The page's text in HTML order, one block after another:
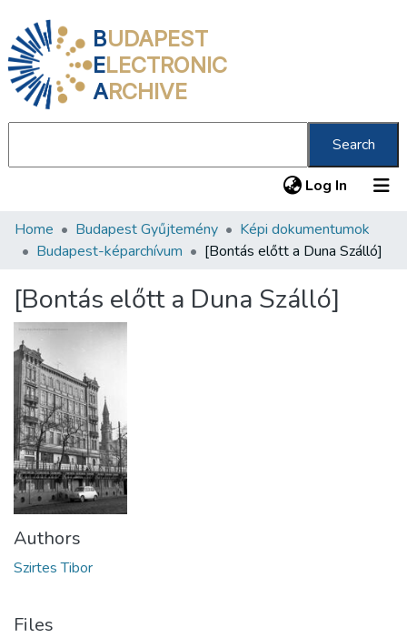
BUDAPEST
ELECTRONIC
ARCHIVE
Search
Log In (current)
Communities & Collections
Statistics
About us
Home Budapest Gyűjtemény
Képi dokumentumok
Budapest-képarchívum
[Bontás előtt a Duna Szálló]
[Bontás előtt a Duna Szálló]
Authors
Szirtes Tibor
Files